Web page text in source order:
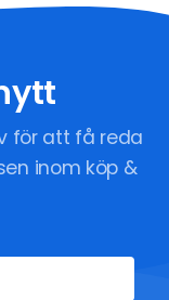
för att få reda
inom köp &